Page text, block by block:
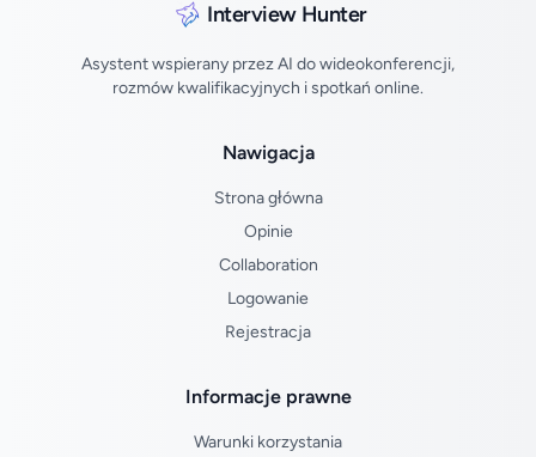
Interview Hunter
Asystent wspierany przez AI do wideokonferencji,
rozmów kwalifikacyjnych i spotkań online.
Nawigacja
Strona główna
Opinie
Collaboration
Logowanie
Rejestracja
Informacje prawne
Warunki korzystania